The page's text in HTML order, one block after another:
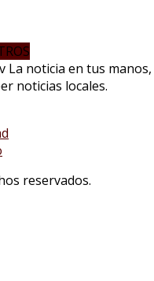
La noticia en tus
noticias locales.
reservados.